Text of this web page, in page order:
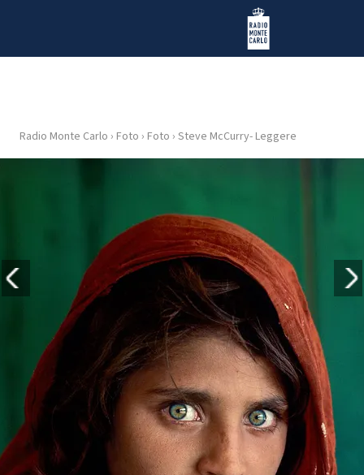
Radio Monte Carlo
HOME
PLAYLIST
NEWS
FOTO
CONCORSI
Radio Monte Carlo › Foto › Foto › Steve McCurry- Leggere